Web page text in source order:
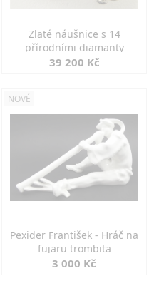
Zlaté náušnice s 14
přírodními diamanty
39 200 Kč
NOVÉ
Pexider František - Hráč na
fujaru trombita
3 000 Kč